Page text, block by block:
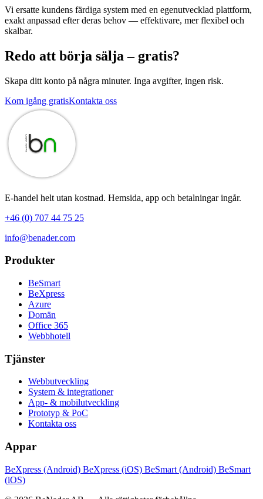
Vi ersatte kundens färdiga system med en egenutvecklad plattform,
exakt anpassad efter deras behov — effektivare, mer flexibel och
skalbar.
Redo att börja sälja – gratis?
Skapa ditt konto på några minuter. Inga avgifter, ingen risk.
Kom igång gratisKontakta oss
E-handel helt utan kostnad. Hemsida, app och betalningar ingår.
+46 (0) 707 44 75 25
info@benader.com
Produkter
BeSmart
BeXpress
Azure
Domän
Office 365
Webbhotell
Tjänster
Webbutveckling
System & integrationer
App- & mobilutveckling
Prototyp & PoC
Kontakta oss
Appar
BeXpress (Android) BeXpress (iOS) BeSmart (Android) BeSmart
(iOS)